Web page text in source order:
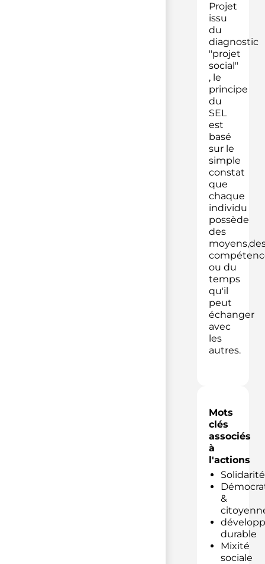
Projet
issu
du
diagnostic
"projet
social"
, le
principe
du
SEL
est
basé
sur le
simple
constat
que
chaque
individu
possède
des
ou du
temps
qu'il
peut
échanger
avec
les
autres.
Mots
clés
associés
à
l'actions
Solidarité
&
durable
Mixité
sociale